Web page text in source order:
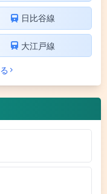
日比谷線
大江戸線